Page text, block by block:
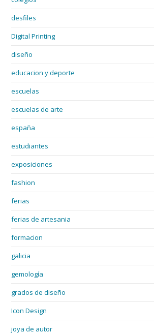
desfiles
Digital Printing
diseño
educacion y deporte
escuelas
escuelas de arte
españa
estudiantes
exposiciones
fashion
ferias
ferias de artesania
formacion
galicia
gemología
grados de diseño
Icon Design
joya de autor